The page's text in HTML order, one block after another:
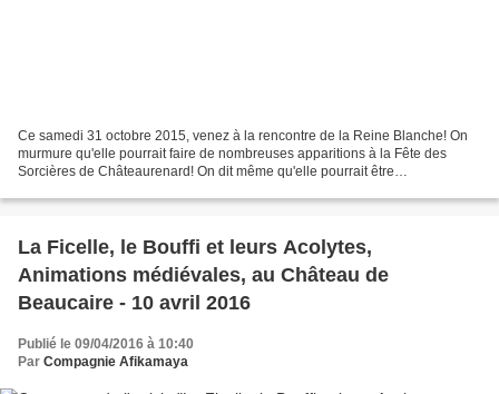
Ce samedi 31 octobre 2015, venez à la rencontre de la Reine Blanche! On
murmure qu'elle pourrait faire de nombreuses apparitions à la Fête des
Sorcières de Châteaurenard! On dit même qu'elle pourrait être
La Ficelle, le Bouffi et leurs Acolytes,
Animations médiévales, au Château de
Beaucaire - 10 avril 2016
Publié le 09/04/2016 à 10:40
Par Compagnie Afikamaya